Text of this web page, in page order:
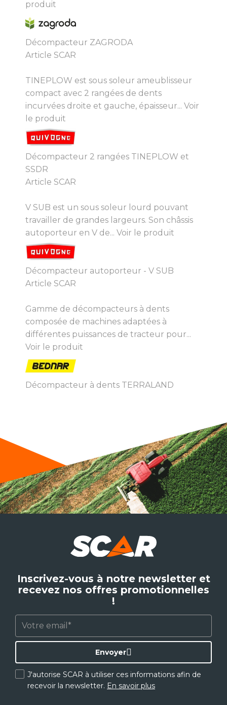
produit
Décompacteur ZAGRODA
Article SCAR
TINEPLOW est sous soleur ameublisseur
compact avec 2 rangées de dents
incurvées droite et gauche, épaisseur... Voir
le produit
Décompacteur 2 rangées TINEPLOW et
SSDR
Article SCAR
V SUB est un sous soleur lourd pouvant
travailler de grandes largeurs. Son châssis
autoporteur en V de... Voir le produit
Décompacteur autoporteur - V SUB
Article SCAR
Gamme de décompacteurs à dents
composée de machines adaptées à
différentes puissances de tracteur pour...
Voir le produit
Décompacteur à dents TERRALAND
Inscrivez-vous à notre newsletter et
recevez nos offres promotionnelles
!
J'autorise SCAR à utiliser ces informations afin de
recevoir la newsletter. En savoir plus
Envoyer